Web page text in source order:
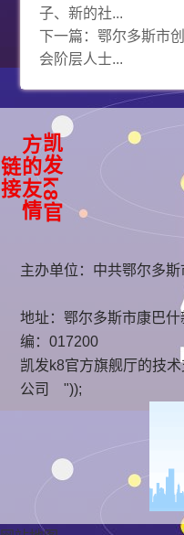
子、新的社...
下一篇：鄂尔多斯市
会阶层人士...
凯
k
8
官
方
友
情
主办单位：中共鄂尔多
地址：鄂尔多斯市康巴
编：017200
凯发k8官方旗舰厅的技
公司
"));